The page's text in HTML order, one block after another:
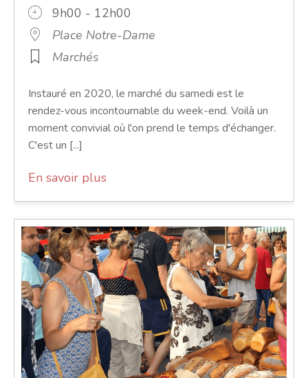
9h00 - 12h00
Place Notre-Dame
Marchés
Instauré en 2020, le marché du samedi est le
rendez-vous incontournable du week-end. Voilà un
moment convivial où l'on prend le temps d'échanger.
C'est un [...]
En savoir plus